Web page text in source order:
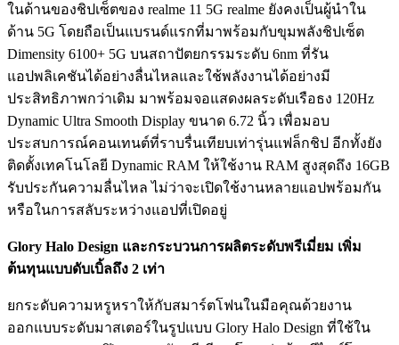
ในด้านของชิปเซ็ตของ realme 11 5G realme ยังคงเป็นผู้นำใน
ด้าน 5G โดยถือเป็นแบรนด์แรกที่มาพร้อมกับขุมพลังชิปเซ็ต
Dimensity 6100+ 5G บนสถาปัตยกรรมระดับ 6nm ที่รัน
แอปพลิเคชันได้อย่างลื่นไหลและใช้พลังงานได้อย่างมี
ประสิทธิภาพกว่าเดิม มาพร้อมจอแสดงผลระดับเรือธง 120Hz
Dynamic Ultra Smooth Display ขนาด 6.72 นิ้ว เพื่อมอบ
ประสบการณ์คอนเทนต์ที่ราบรื่นเทียบเท่ารุ่นแฟล็กชิป อีกทั้งยัง
ติดตั้งเทคโนโลยี Dynamic RAM ให้ใช้งาน RAM สูงสุดถึง 16GB
รับประกันความลื่นไหล ไม่ว่าจะเปิดใช้งานหลายแอปพร้อมกัน
หรือในการสลับระหว่างแอปที่เปิดอยู่
Glory Halo Design และกระบวนการผลิตระดับพรีเมี่ยม เพิ่ม
ต้นทุนแบบดับเบิ้ลถึง 2 เท่า
ยกระดับความหรูหราให้กับสมาร์ตโฟนในมือคุณด้วยงาน
ออกแบบระดับมาสเตอร์ในรูปแบบ Glory Halo Design ที่ใช้ใน